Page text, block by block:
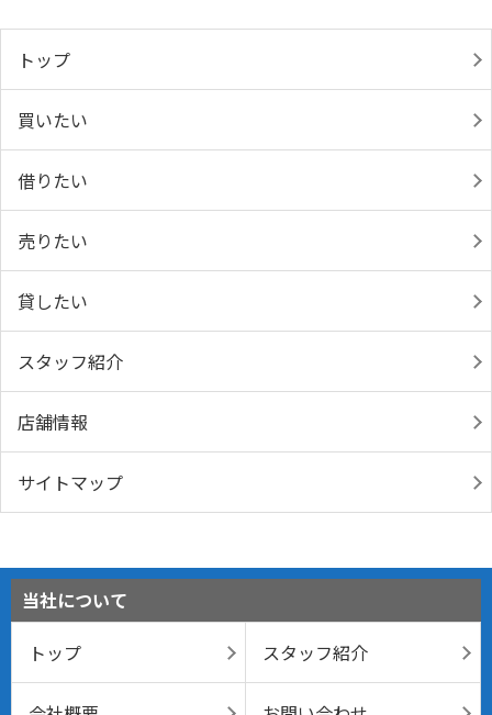
トップ
買いたい
借りたい
売りたい
貸したい
スタッフ紹介
店舗情報
サイトマップ
当社について
トップ
スタッフ紹介